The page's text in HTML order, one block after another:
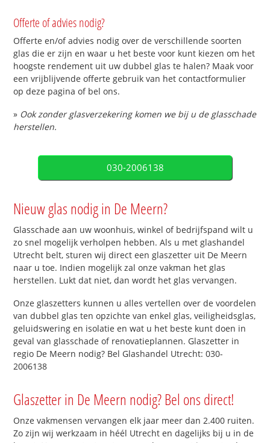
Offerte of advies nodig?
Offerte en/of advies nodig over de verschillende soorten
glas die er zijn en waar u het beste voor kunt kiezen om het
hoogste rendement uit uw dubbel glas te halen? Maak voor
een vrijblijvende offerte gebruik van het contactformulier
op deze pagina of bel ons.
» Ook zonder glasverzekering komen we bij u de glasschade
herstellen.
030-2006138
Nieuw glas nodig in De Meern?
Glasschade aan uw woonhuis, winkel of bedrijfspand wilt u
zo snel mogelijk verholpen hebben. Als u met glashandel
Utrecht belt, sturen wij direct een glaszetter uit De Meern
naar u toe. Indien mogelijk zal onze vakman het glas
herstellen. Lukt dat niet, dan wordt het glas vervangen.
Onze glaszetters kunnen u alles vertellen over de voordelen
van dubbel glas ten opzichte van enkel glas, veiligheidsglas,
geluidswering en isolatie en wat u het beste kunt doen in
geval van glasschade of renovatieplannen. Glaszetter in
regio De Meern nodig? Bel Glashandel Utrecht: 030-
2006138
Glaszetter in De Meern nodig? Bel ons direct!
Onze vakmensen vervangen elk jaar meer dan 2.400 ruiten.
Zo zijn wij werkzaam in héél Utrecht en dagelijks bij u in de